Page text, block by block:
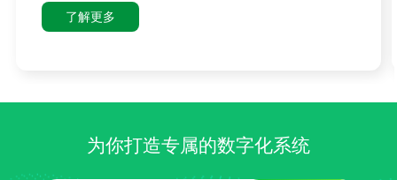
了解更多
为你打造专属的数字化系统